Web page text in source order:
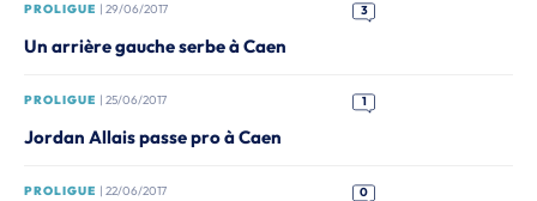
PROLIGUE | 29/06/2017 3
Un arrière gauche serbe à Caen
PROLIGUE | 25/06/2017 1
Jordan Allais passe pro à Caen
PROLIGUE | 22/06/2017 0